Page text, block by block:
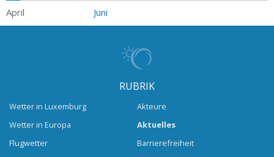
April Juni
RUBRIK
Wetter in Luxemburg
Wetter in Europa
Flugwetter
Akteure
Aktuelles
Barrierefreiheit